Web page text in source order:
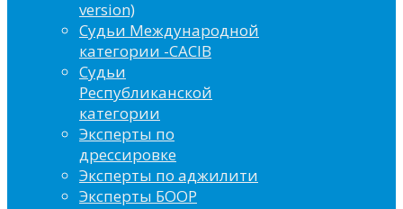
version)
Судьи Международной
категории -CACIB
Судьи
Республиканской
категории
Эксперты по
дрессировке
Эксперты по аджилити
Эксперты БООР